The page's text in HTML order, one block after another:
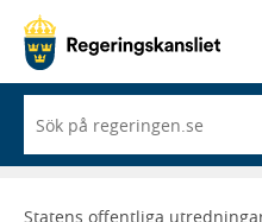
du
börjar
skriva
Statens offentliga